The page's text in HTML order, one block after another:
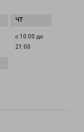
с 10:00 до
21:00